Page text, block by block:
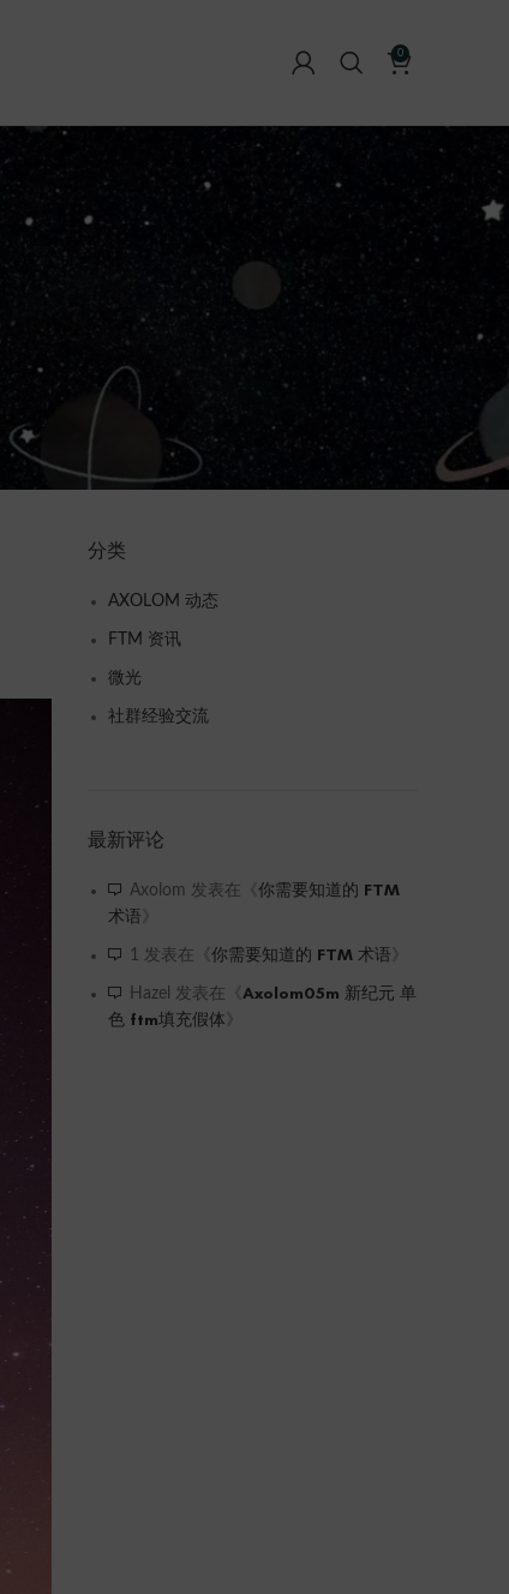
0
分类
AXOLOM 动态
FTM 资讯
微光
社群经验交流
最新评论
Axolom 发表在《 你需要知道的 FTM
术语
1 发表在《 你需要知道的 FTM 术语
Hazel 发表在《 Axolom05m 新纪元 单
色 ftm填充假体